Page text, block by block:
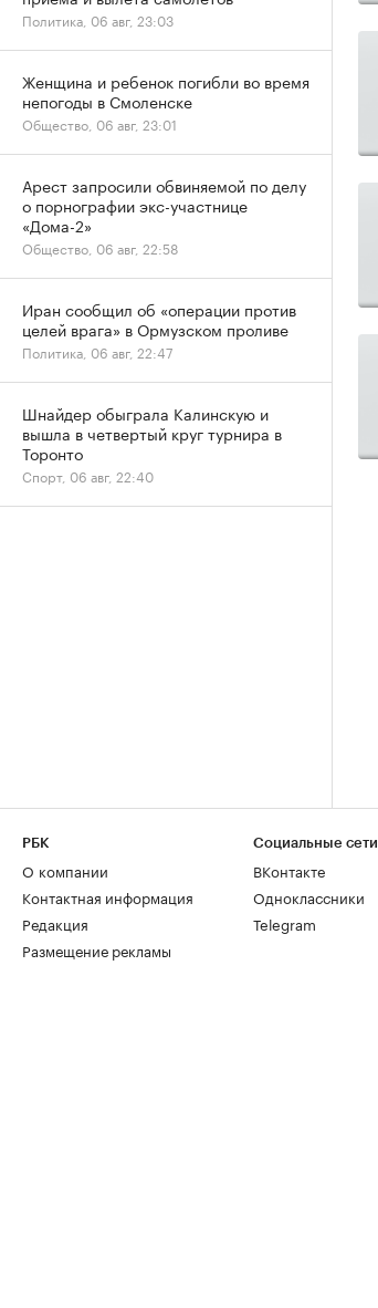
Политика, 06 авг, 23:03
Женщина и ребенок погибли во время
непогоды в Смоленске
Общество, 06 авг, 23:01
Арест запросили обвиняемой по делу
о порнографии экс-участнице
«Дома-2»
Общество, 06 авг, 22:58
Иран сообщил об «операции против
целей врага» в Ормузском проливе
Политика, 06 авг, 22:47
Шнайдер обыграла Калинскую и
вышла в четвертый круг турнира в
Торонто
Спорт, 06 авг, 22:40
РБК
О компании
Контактная информация
Редакция
Размещение рекламы
Социальные сети
ВКонтакте
Одноклассники
Telegram